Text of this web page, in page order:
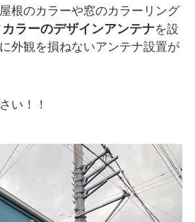
根のカラーや窓のカラーリング
ラーのデザインアンテナを設
外観を損ねないアンテナ設置が
い！！